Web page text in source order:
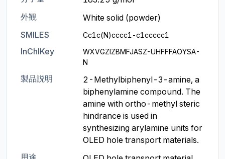
外観
White solid (powder)
SMILES
Cc1c(N)cccc1-c1ccccc1
InChIKey
WXVGZIZBMFJASZ-UHFFFAOYSA-
N
製品説明
2-Methylbiphenyl-3-amine, a
biphenylamine compound. The
amine with ortho-methyl steric
hindrance is used in
synthesizing arylamine units for
OLED hole transport materials.
用途